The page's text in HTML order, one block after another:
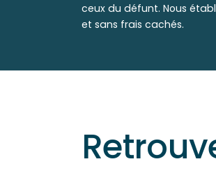
ceux du défunt. Nous
et sans frais cachés.